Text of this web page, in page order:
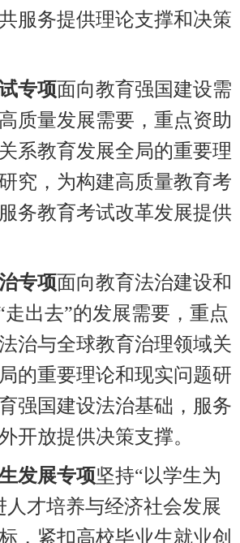
服务提供理论支撑和决策
专项面向教育强国建设需
质量发展需要，重点资助
系教育发展全局的重要理
究，为构建高质量教育考
务教育考试改革发展提供
专项面向教育法治建设和
走出去”的发展需要，重点
治与全球教育治理领域关
的重要理论和现实问题研
强国建设法治基础，服务
开放提供决策支撑。
发展专项坚持“以学生为
人才培养与经济社会发展
，紧扣高校毕业生就业创